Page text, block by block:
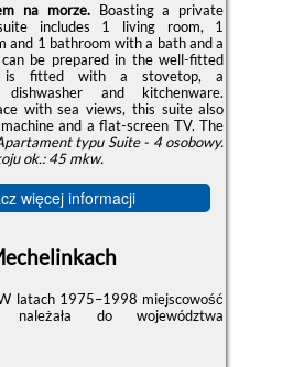
na morze.Boasting a private
includes 1 living room, 1
and 1 bathroom with a bath and a
be prepared in the well-fitted
is fitted with a stovetop, a
and kitchenware.
with sea views, this suite also
and a flat-screen TV. The
typu Suite - 4 osobowy.
ok.: 45 mkw.
więcej informacji
latach 1975–1998 miejscowość
należała do województwa